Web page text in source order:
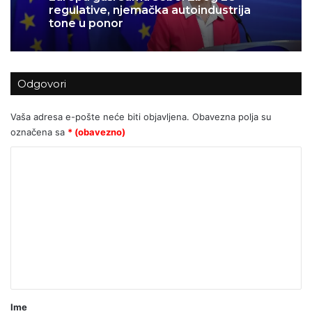
regulative, njemačka autoindustrija
tone u ponor
Odgovori
Vaša adresa e-pošte neće biti objavljena. Obavezna polja su
označena sa * (obavezno)
rIme